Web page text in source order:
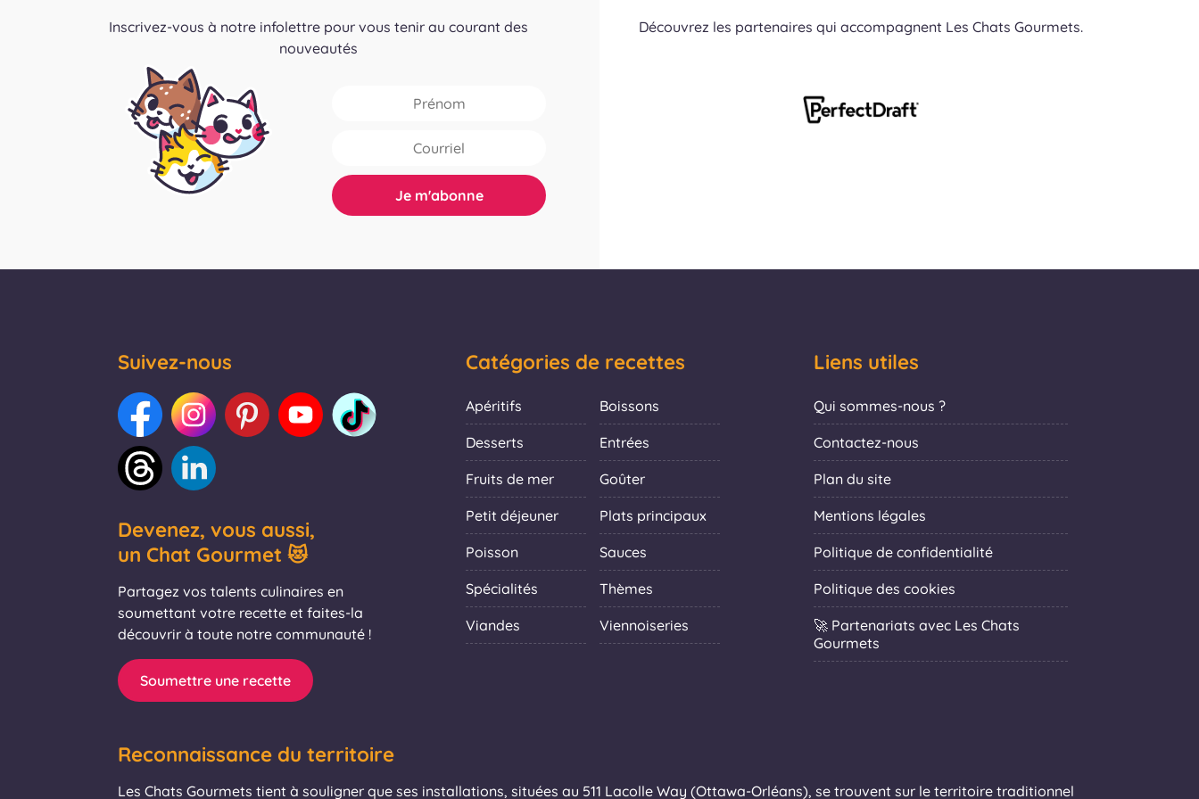
Inscrivez-vous à notre infolettre pour vous tenir au courant des
nouveautés
Découvrez les partenaires qui accompagnent Les Chats Gourmets.
Suivez-nous
Devenez, vous aussi,
un Chat Gourmet 😻
Partagez vos talents culinaires en
soumettant votre recette et faites-la
découvrir à toute notre communauté !
Soumettre une recette
Catégories de recettes
Apéritifs Boissons
Desserts Entrées
Fruits de mer Goûter
Petit déjeuner Plats principaux
Poisson Sauces
Spécialités Thèmes
Viandes Viennoiseries
Liens utiles
Qui sommes-nous ?
Contactez-nous
Plan du site
Mentions légales
Politique de confidentialité
Politique des cookies
🚀 Partenariats avec Les Chats
Gourmets
Reconnaissance du territoire
Les Chats Gourmets tient à souligner que ses installations, situées au 511 Lacolle Way (Ottawa-Orléans), se trouvent sur le territoire traditionnel